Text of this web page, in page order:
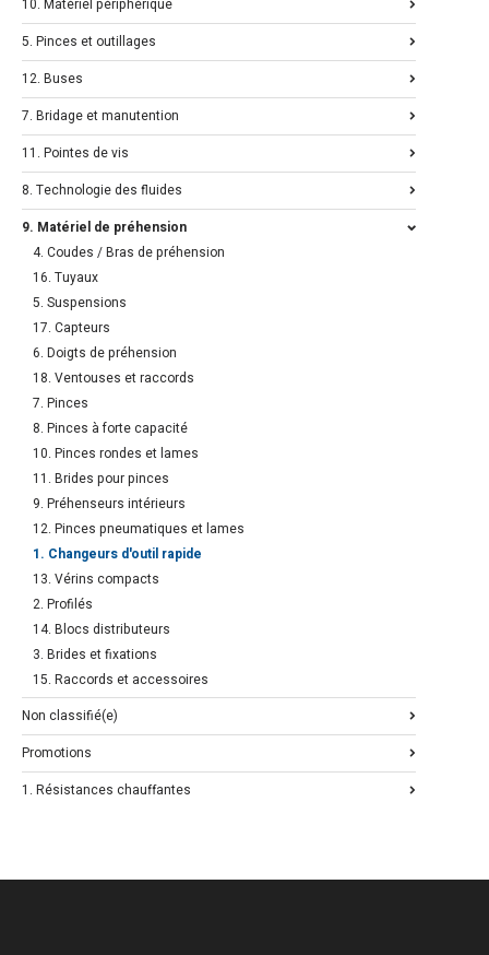
10. Matériel périphérique
5. Pinces et outillages
12. Buses
7. Bridage et manutention
11. Pointes de vis
8. Technologie des fluides
9. Matériel de préhension
4. Coudes / Bras de préhension
16. Tuyaux
5. Suspensions
17. Capteurs
6. Doigts de préhension
18. Ventouses et raccords
7. Pinces
8. Pinces à forte capacité
10. Pinces rondes et lames
11. Brides pour pinces
9. Préhenseurs intérieurs
12. Pinces pneumatiques et lames
1. Changeurs d'outil rapide
13. Vérins compacts
2. Profilés
14. Blocs distributeurs
3. Brides et fixations
15. Raccords et accessoires
Non classifié(e)
Promotions
1. Résistances chauffantes